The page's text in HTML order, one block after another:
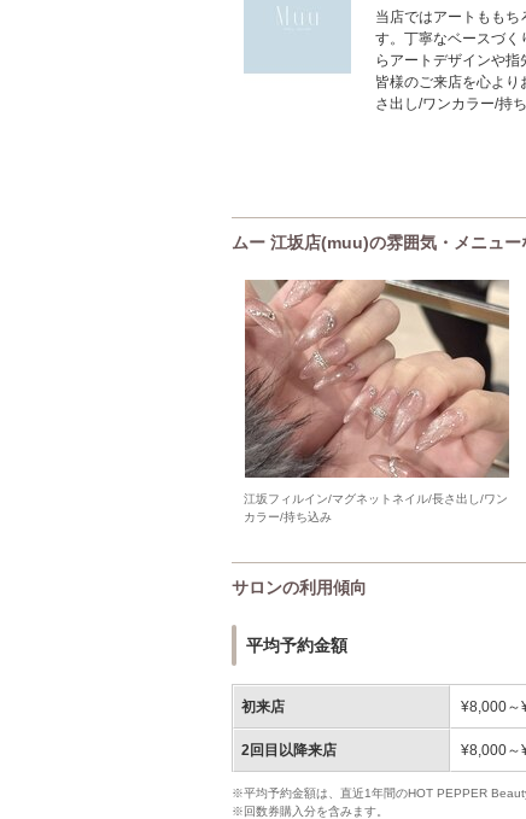
当店ではアートももち
す。丁寧なベースづく
らアートデザインや指
皆様のご来店を心よ
さ出し/ワンカラー/持ち
ムー 江坂店(muu)の雰囲気・メニュー
江坂フィルイン/マグネットネイル/長さ出し/ワン
カラー/持ち込み
サロンの利用傾向
平均予約金額
初来店 ¥8,000～
2回目以降来店 ¥8,000～
※平均予約金額は、直近1年間のHOT PEPPER
※回数券購入分を含みます。